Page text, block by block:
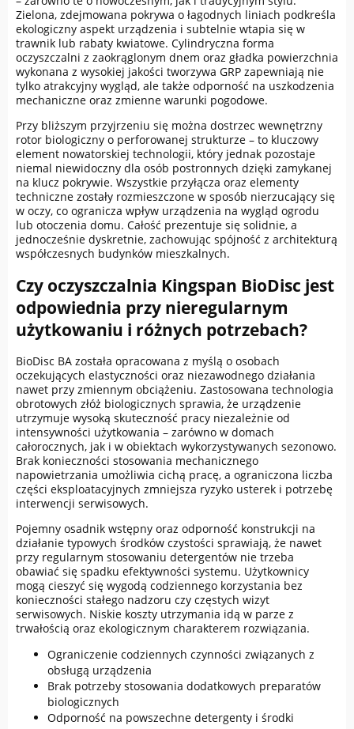
Zielona, zdejmowana pokrywa o łagodnych liniach podkreśla
ekologiczny aspekt urządzenia i subtelnie wtapia się w
trawnik lub rabaty kwiatowe. Cylindryczna forma
oczyszczalni z zaokrąglonym dnem oraz gładka powierzchnia
wykonana z wysokiej jakości tworzywa GRP zapewniają nie
tylko atrakcyjny wygląd, ale także odporność na uszkodzenia
mechaniczne oraz zmienne warunki pogodowe.
Przy bliższym przyjrzeniu się można dostrzec wewnętrzny
rotor biologiczny o perforowanej strukturze – to kluczowy
element nowatorskiej technologii, który jednak pozostaje
niemal niewidoczny dla osób postronnych dzięki zamykanej
na klucz pokrywie. Wszystkie przyłącza oraz elementy
techniczne zostały rozmieszczone w sposób nierzucający się
w oczy, co ogranicza wpływ urządzenia na wygląd ogrodu
lub otoczenia domu. Całość prezentuje się solidnie, a
jednocześnie dyskretnie, zachowując spójność z architekturą
współczesnych budynków mieszkalnych.
Czy oczyszczalnia Kingspan BioDisc jest
odpowiednia przy nieregularnym
użytkowaniu i różnych potrzebach?
BioDisc BA została opracowana z myślą o osobach
oczekujących elastyczności oraz niezawodnego działania
nawet przy zmiennym obciążeniu. Zastosowana technologia
obrotowych złóż biologicznych sprawia, że urządzenie
utrzymuje wysoką skuteczność pracy niezależnie od
intensywności użytkowania – zarówno w domach
całorocznych, jak i w obiektach wykorzystywanych sezonowo.
Brak konieczności stosowania mechanicznego
napowietrzania umożliwia cichą pracę, a ograniczona liczba
części eksploatacyjnych zmniejsza ryzyko usterek i potrzebę
interwencji serwisowych.
Pojemny osadnik wstępny oraz odporność konstrukcji na
działanie typowych środków czystości sprawiają, że nawet
przy regularnym stosowaniu detergentów nie trzeba
obawiać się spadku efektywności systemu. Użytkownicy
mogą cieszyć się wygodą codziennego korzystania bez
konieczności stałego nadzoru czy częstych wizyt
serwisowych. Niskie koszty utrzymania idą w parze z
trwałością oraz ekologicznym charakterem rozwiązania.
Ograniczenie codziennych czynności związanych z
obsługą urządzenia
Brak potrzeby stosowania dodatkowych preparatów
biologicznych
Odporność na powszechne detergenty i środki